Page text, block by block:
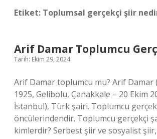
Etiket: Toplumsal gerçekçi şiir
Arif Damar Toplumcu
Tarih: Ekim 29, 2024
Arif Damar toplumcu mu? Arif Damar
1925, Gelibolu, Çanakkale – 20 Ekim
İstanbul), Türk şairi. Toplumcu
öncülerindendir. Toplumcu gerçekçi
kimlerdir? Serbest şiir ve sosyalist